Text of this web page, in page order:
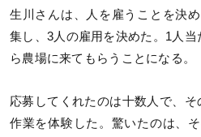
生川さんは、人を雇うことを決
集し、3人の雇用を決めた。1人
ら農場に来てもらうことになる。
応募してくれたのは十数人で、
作業を体験した。驚いたのは、